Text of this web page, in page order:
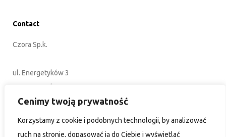
Cenimy twoją prywatność
Korzystamy z cookie i podobnych technologii, by analizować
ruch na stronie, dopasować ją do Ciebie i wyświetlać
Contact
Czora Sp.k.
ul. Energetyków 3
45-920 Opole
POLAND
+48 77 402 35 76